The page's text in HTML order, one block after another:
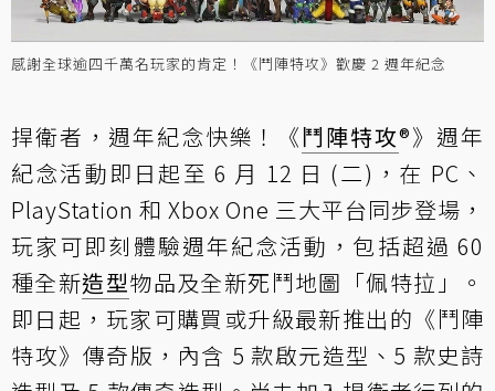
感謝全球逾四千萬名玩家的肯定！《鬥陣特攻》歡慶 2 週年紀念
捍衛者，週年紀念快樂！《鬥陣特攻®》週年
紀念活動即日起至 6 月 12 日 (二)，在 PC、
PlayStation 和 Xbox One 三大平台同步登場，
玩家可即刻體驗週年紀念活動，包括超過 60
種全新造型物品及全新死鬥地圖「佩特拉」。
即日起，玩家可購買或升級最新推出的《鬥陣
特攻》傳奇版，內含 5 款啟元造型、5 款史詩